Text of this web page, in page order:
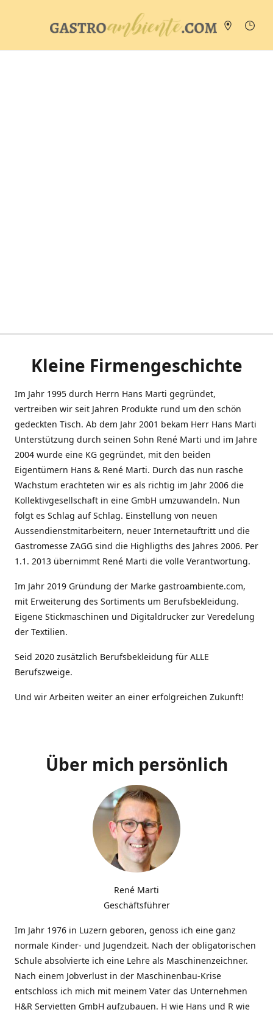
Kleine Firmengeschichte
Im Jahr 1995 durch Herrn Hans Marti gegründet,
vertreiben wir seit Jahren Produkte rund um den schön
gedeckten Tisch. Ab dem Jahr 2001 bekam Herr Hans Marti
Unterstützung durch seinen Sohn René Marti und im Jahre
2004 wurde eine KG gegründet, mit den beiden
Eigentümern Hans & René Marti. Durch das nun rasche
Wachstum erachteten wir es als richtig im Jahr 2006 die
Kollektivgesellschaft in eine GmbH umzuwandeln. Nun
folgt es Schlag auf Schlag. Einstellung von neuen
Aussendienstmitarbeitern, neuer Internetauftritt und die
Gastromesse ZAGG sind die Highligths des Jahres 2006. Per
1.1. 2013 übernimmt René Marti die volle Verantwortung.
Im Jahr 2019 Gründung der Marke gastroambiente.com,
mit Erweiterung des Sortiments um Berufsbekleidung.
Eigene Stickmaschinen und Digitaldrucker zur Veredelung
der Textilien.
Seid 2020 zusätzlich Berufsbekleidung für ALLE
Berufszweige.
Und wir Arbeiten weiter an einer erfolgreichen Zukunft!
Über mich persönlich
René Marti
Geschäftsführer
Im Jahr 1976 in Luzern geboren, genoss ich eine ganz
normale Kinder- und Jugendzeit. Nach der obligatorischen
Schule absolvierte ich eine Lehre als Maschinenzeichner.
Nach einem Jobverlust in der Maschinenbau-Krise
entschloss ich mich mit meinem Vater das Unternehmen
H&R Servietten GmbH aufzubauen. H wie Hans und R wie